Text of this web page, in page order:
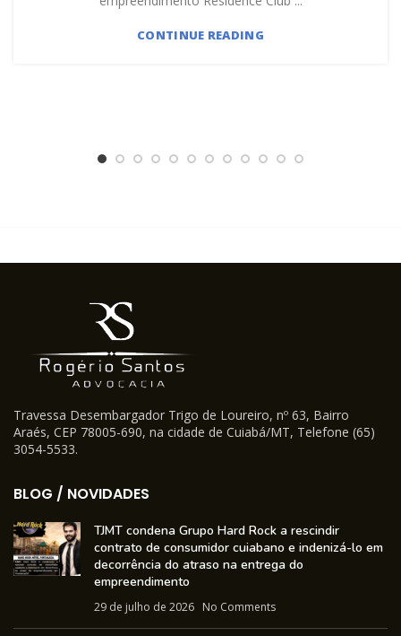
CONTINUE READING
Travessa Desembargador Trigo de Loureiro, nº 63, Bairro
Araés, CEP 78005-690, na cidade de Cuiabá/MT, Telefone (65)
3054-5533.
BLOG / NOVIDADES
TJMT condena Grupo Hard Rock a rescindir
contrato de consumidor cuiabano e indenizá-lo em
decorrência do atraso na entrega do
empreendimento
29 de julho de 2026 No Comments